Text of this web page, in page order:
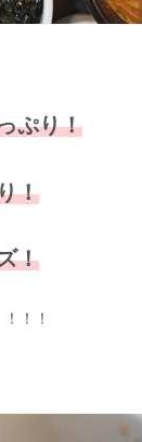
ぷり！
！
！
！！